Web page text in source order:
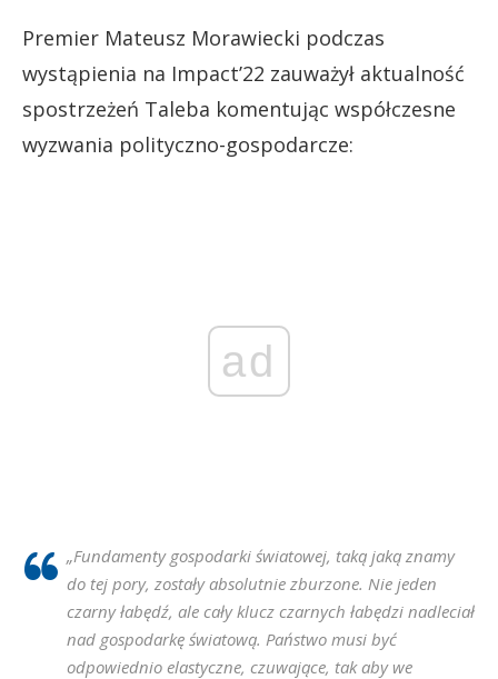
Premier Mateusz Morawiecki podczas
wystąpienia na Impact’22 zauważył aktualność
spostrzeżeń Taleba komentując współczesne
wyzwania polityczno-gospodarcze:
ad
„Fundamenty gospodarki światowej, taką jaką znamy
do tej pory, zostały absolutnie zburzone. Nie jeden
czarny łabędź, ale cały klucz czarnych łabędzi nadleciał
nad gospodarkę światową. Państwo musi być
odpowiednio elastyczne, czuwające, tak aby we